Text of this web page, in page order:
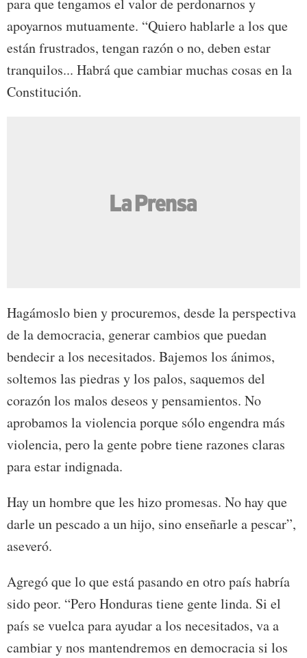
para que tengamos el valor de perdonarnos y
apoyarnos mutuamente. “Quiero hablarle a los que
están frustrados, tengan razón o no, deben estar
tranquilos... Habrá que cambiar muchas cosas en la
Constitución.
Hagámoslo bien y procuremos, desde la perspectiva
de la democracia, generar cambios que puedan
bendecir a los necesitados. Bajemos los ánimos,
soltemos las piedras y los palos, saquemos del
corazón los malos deseos y pensamientos. No
aprobamos la violencia porque sólo engendra más
violencia, pero la gente pobre tiene razones claras
para estar indignada.
Hay un hombre que les hizo promesas. No hay que
darle un pescado a un hijo, sino enseñarle a pescar”,
aseveró.
Agregó que lo que está pasando en otro país habría
sido peor. “Pero Honduras tiene gente linda. Si el
país se vuelca para ayudar a los necesitados, va a
cambiar y nos mantendremos en democracia si los